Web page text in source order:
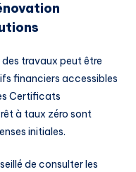
travaux peut être
financiers accessibles
Certificats
à taux zéro sont
initiales.
de consulter les